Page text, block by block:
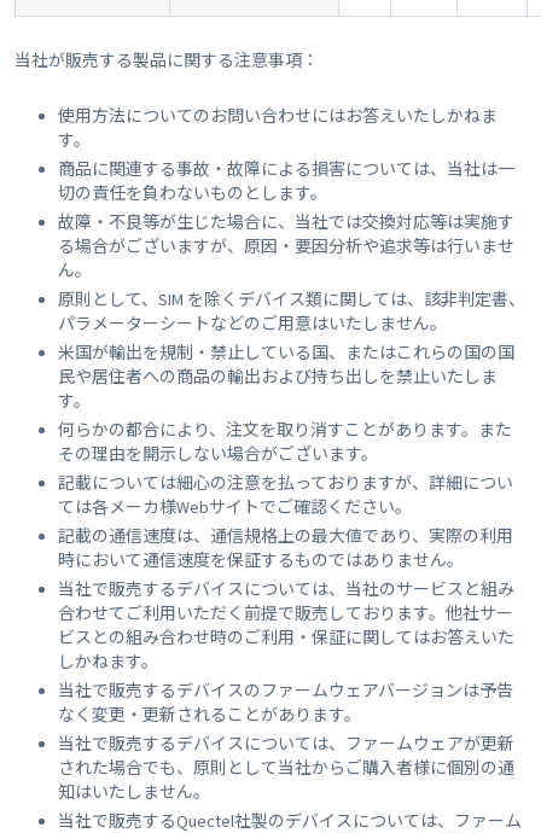
当社が販売する製品に関する注意事項：
使用方法についてのお問い合わせにはお答えいたしかねま
す。
商品に関連する事故・故障による損害については、当社は一
切の責任を負わないものとします。
故障・不良等が生じた場合に、当社では交換対応等は実施す
る場合がございますが、原因・要因分析や追求等は行いませ
ん。
原則として、SIM を除くデバイス類に関しては、該非判定書、
パラメーターシートなどのご用意はいたしません。
米国が輸出を規制・禁止している国、またはこれらの国の国
民や居住者への商品の輸出および持ち出しを禁止いたしま
す。
何らかの都合により、注文を取り消すことがあります。また
その理由を開示しない場合がございます。
記載については細心の注意を払っておりますが、詳細につい
ては各メーカ様Webサイトでご確認ください。
記載の通信速度は、通信規格上の最大値であり、実際の利用
時において通信速度を保証するものではありません。
当社で販売するデバイスについては、当社のサービスと組み
合わせてご利用いただく前提で販売しております。他社サー
ビスとの組み合わせ時のご利用・保証に関してはお答えいた
しかねます。
当社で販売するデバイスのファームウェアバージョンは予告
なく変更・更新されることがあります。
当社で販売するデバイスについては、ファームウェアが更新
された場合でも、原則として当社からご購入者様に個別の通
知はいたしません。
当社で販売するQuectel社製のデバイスについては、ファーム